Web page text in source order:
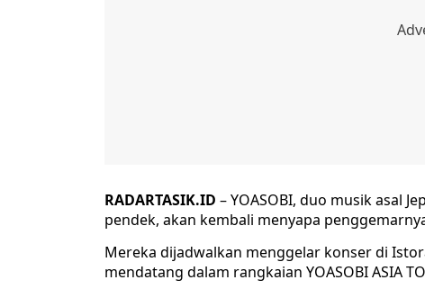
RADARTASIK.ID – YOASOBI, duo musik asal
pendek, akan kembali menyapa
Mereka dijadwalkan menggelar konser di
mendatang dalam rangkaian YOASOBI ASIA